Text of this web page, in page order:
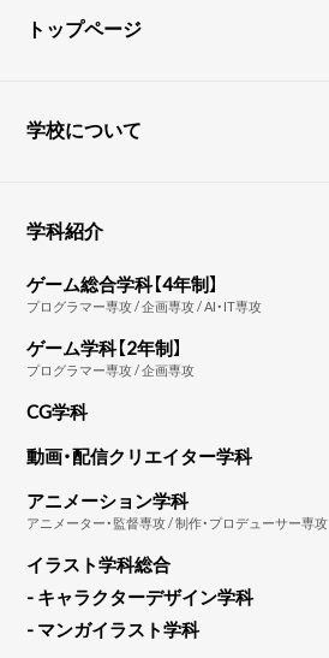
トップページ
学校について
学科紹介
ゲーム総合学科【4年制】
プログラマー専攻 / 企画専攻 / AI・IT専攻
ゲーム学科【2年制】
プログラマー専攻 / 企画専攻
CG学科
動画・配信クリエイター学科
アニメーション学科
アニメーター・監督専攻 / 制作・プロデューサー専攻
イラスト学科総合
- キャラクターデザイン学科
- マンガイラスト学科